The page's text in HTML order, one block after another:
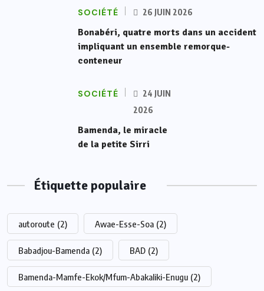
SOCIÉTÉ 26 JUIN 2026
Bonabéri, quatre morts dans un accident
impliquant un ensemble remorque-
conteneur
SOCIÉTÉ
24 JUIN
2026
Bamenda, le miracle
de la petite Sirri
Étiquette populaire
autoroute (2) Awae-Esse-Soa (2)
Babadjou-Bamenda (2) BAD (2)
Bamenda-Mamfe-Ekok/Mfum-Abakaliki-Enugu (2)